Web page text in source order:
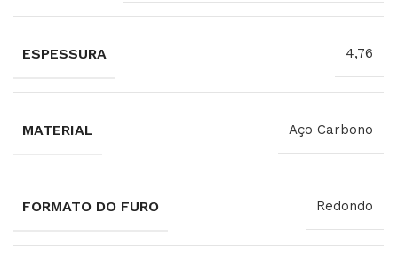
ESPESSURA 4,76
MATERIAL Aço Carbono
FORMATO DO FURO Redondo